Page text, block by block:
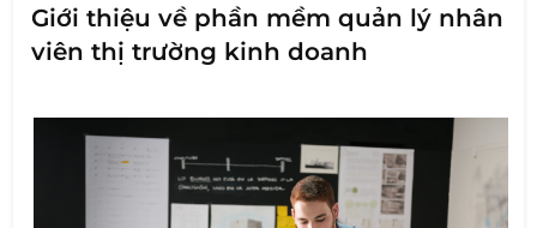
Giới thiệu về phần mềm quản lý nhân
viên thị trường kinh doanh